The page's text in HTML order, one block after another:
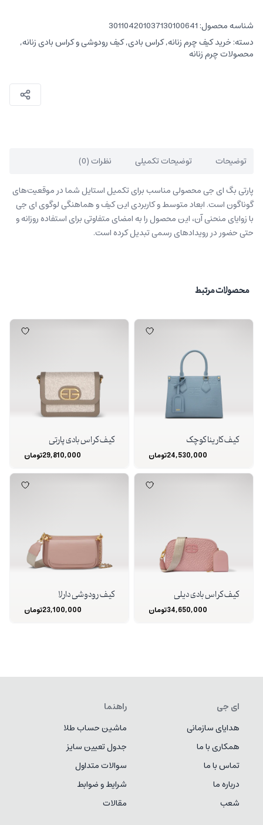
شناسه محصول: 301104201037130100641
دسته: خرید کیف چرم زنانه,کراس بادی,کیف رودوشی و کراس بادی زنانه,
محصولات چرم زنانه
توضیحات توضیحات تکمیلی نظرات (0)
پارتی بگ ای جی محصولی مناسب برای تکمیل استایل شما در موقعیت‌های
گوناگون است. ابعاد متوسط و کاربردی این کیف و هماهنگی لوگوی ای جی
با زوایای منحنی آن، این محصول را به امضای متفاوتی برای استفاده روزانه و
حتی حضور در رویدادهای رسمی تبدیل کرده است.
محصولات مرتبط
کیف کارینا کوچک
24,530,000تومان
کیف کراس بادی پارتی
29,810,000تومان
کیف کراس بادی دیلی
34,650,000تومان
کیف رودوشی دارلا
23,100,000تومان
ای جی
هدایای سازمانی
همکاری با ما
تماس با ما
درباره ما
شعب
راهنما
ماشین حساب طلا
جدول تعیین سایز
سوالات متداول
شرایط و ضوابط
مقالات